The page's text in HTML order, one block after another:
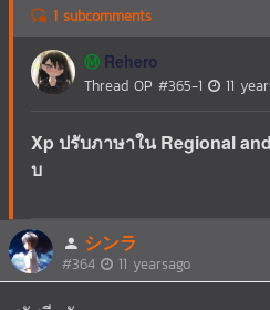
1 subcomments
Ⓜ️ Rehero
Thread OP #365-1 11
Xp ปรับภาษาใน Regional
บ
シンラ
#364 11 yearsago